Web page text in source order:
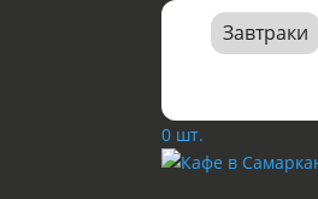
Завтраки
0 шт.